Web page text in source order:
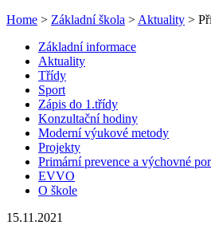
Home > Základní škola > Aktuality >
Základní informace
Aktuality
Třídy
Sport
Zápis do 1.třídy
Konzultační hodiny
Moderní výukové metody
Projekty
Primární prevence a výchovné
EVVO
O škole
15.11.2021